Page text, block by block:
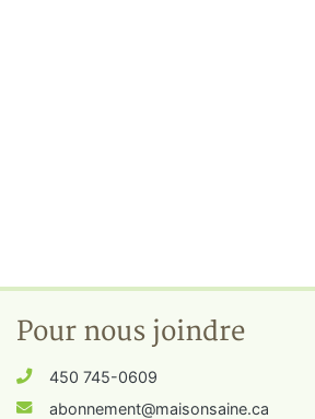
Pour nous joindre
450 745-0609
abonnement@maisonsaine.ca